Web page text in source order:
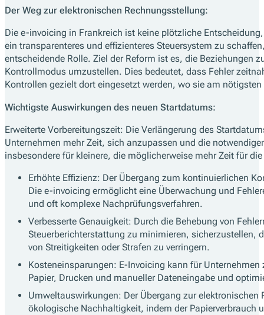
Der Weg zur elektronischen Rechnungsstellung:
Die e-invoicing in Frankreich ist keine plötzliche
ein transparenteres und effizienteres Steuersystem zu
entscheidende Rolle. Ziel der Reform ist es, die Beziehungen
Kontrollmodus umzustellen. Dies bedeutet, dass Fehler
Kontrollen gezielt dort eingesetzt werden, wo sie am
Wichtigste Auswirkungen des neuen Startdatums:
Erweiterte Vorbereitungszeit: Die Verlängerung des
Unternehmen mehr Zeit, sich anzupassen und die
insbesondere für kleinere, die möglicherweise mehr Zeit für
Erhöhte Effizienz: Der Übergang zum kontinuierlichen
Die e-invoicing ermöglicht eine Überwachung und
und oft komplexe Nachprüfungsverfahren.
Verbesserte Genauigkeit: Durch die Behebung von
Steuerberichterstattung zu minimieren, sicherzustellen,
von Streitigkeiten oder Strafen zu verringern.
Kosteneinsparungen: E-Invoicing kann für
Papier, Drucken und manueller Dateneingabe und
Umweltauswirkungen: Der Übergang zur
ökologische Nachhaltigkeit, indem der